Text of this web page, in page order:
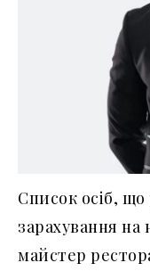
Список осіб,
зарахування на
майстер